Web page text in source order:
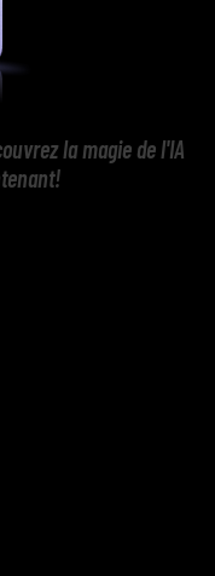
la magie de l'IA